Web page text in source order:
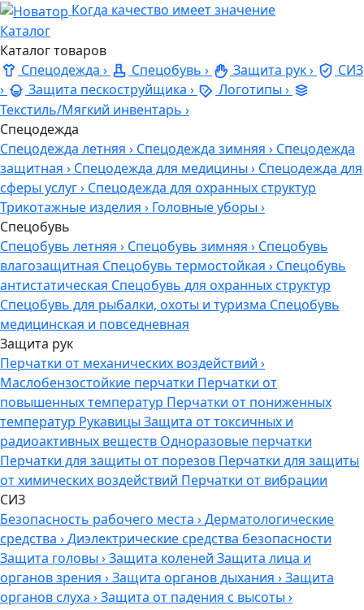
Когда качество имеет значение
Каталог
Каталог товаров
Спецодежда › Спецобувь › Защита рук›
СИЗ
›
Защита пескоструйщика › Логотипы ›
Текстиль/Мягкий инвентарь ›
Спецодежда
Спецодежда летняя › Спецодежда зимняя › Спецодежда
защитная › Спецодежда для медицины › Спецодежда для
сферы услуг› Спецодежда для охранных структур
Трикотажные изделия › Головные уборы ›
Спецобувь
Спецобувь летняя › Спецобувь зимняя › Спецобувь
влагозащитная Спецобувь термостойкая › Спецобувь
антистатическая Спецобувь для охранных структур
Спецобувь для рыбалки, охоты и туризма Спецобувь
медицинская и повседневная
Защита рук
Перчатки от механических воздействий ›
Маслобензостойкие перчатки Перчатки от
повышенных температур Перчатки от пониженных
температур Рукавицы Защита от токсичных и
радиоактивных веществ Одноразовые перчатки
Перчатки для защиты от порезов Перчатки для защиты
от химических воздействий Перчатки от вибрации
СИЗ
Безопасность рабочего места ›Дерматологические
средства ›Диэлектрические средства безопасности
Защита головы ›Защита коленей Защита лица и
органов зрения ›Защита органов дыхания ›Защита
органов слуха ›Защита от падения с высоты ›